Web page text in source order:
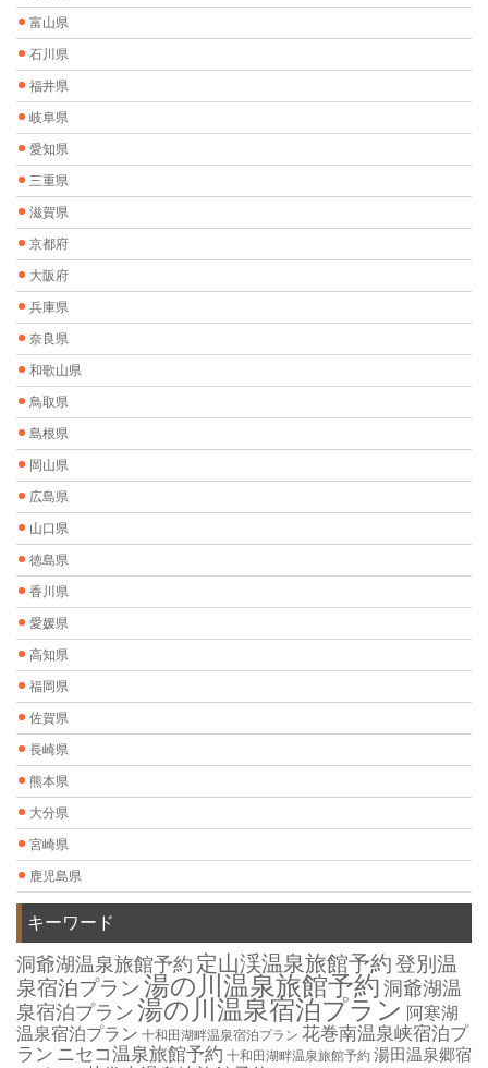
富山県
石川県
福井県
岐阜県
愛知県
三重県
滋賀県
京都府
大阪府
兵庫県
奈良県
和歌山県
鳥取県
島根県
岡山県
広島県
山口県
徳島県
香川県
愛媛県
高知県
福岡県
佐賀県
長崎県
熊本県
大分県
宮崎県
鹿児島県
キーワード
洞爺湖温泉旅館予約 定山渓温泉旅館予約登別温
泉宿泊プラン湯の川温泉旅館予約 洞爺湖温
泉宿泊プラン 湯の川温泉宿泊プラン 阿寒湖
温泉宿泊プラン 十和田湖畔温泉宿泊プラン 花巻南温泉峡宿泊プ
ラン ニセコ温泉旅館予約 十和田湖畔温泉旅館予約 湯田温泉郷宿